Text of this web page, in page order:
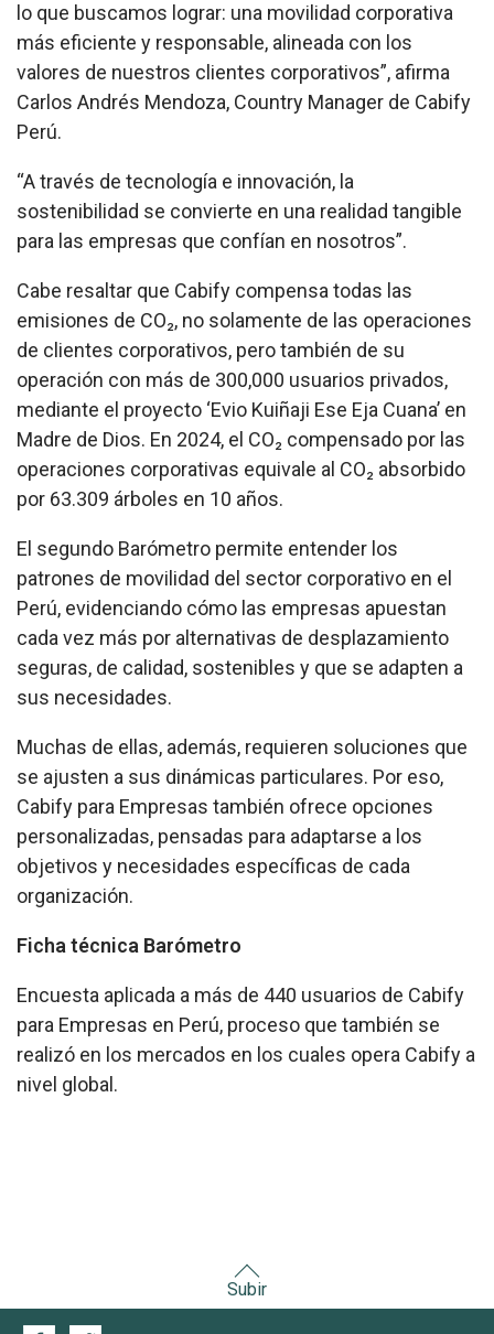
lo que buscamos lograr: una movilidad corporativa
más eficiente y responsable, alineada con los
valores de nuestros clientes corporativos”, afirma
Carlos Andrés Mendoza, Country Manager de Cabify
Perú.
“A través de tecnología e innovación, la
sostenibilidad se convierte en una realidad tangible
para las empresas que confían en nosotros”.
Cabe resaltar que Cabify compensa todas las
emisiones de CO₂, no solamente de las operaciones
de clientes corporativos, pero también de su
operación con más de 300,000 usuarios privados,
mediante el proyecto ‘Evio Kuiñaji Ese Eja Cuana’ en
Madre de Dios. En 2024, el CO₂ compensado por las
operaciones corporativas equivale al CO₂ absorbido
por 63.309 árboles en 10 años.
El segundo Barómetro permite entender los
patrones de movilidad del sector corporativo en el
Perú, evidenciando cómo las empresas apuestan
cada vez más por alternativas de desplazamiento
seguras, de calidad, sostenibles y que se adapten a
sus necesidades.
Muchas de ellas, además, requieren soluciones que
se ajusten a sus dinámicas particulares. Por eso,
Cabify para Empresas también ofrece opciones
personalizadas, pensadas para adaptarse a los
objetivos y necesidades específicas de cada
organización.
Ficha técnica Barómetro
Encuesta aplicada a más de 440 usuarios de Cabify
para Empresas en Perú, proceso que también se
realizó en los mercados en los cuales opera Cabify a
nivel global.
Subir